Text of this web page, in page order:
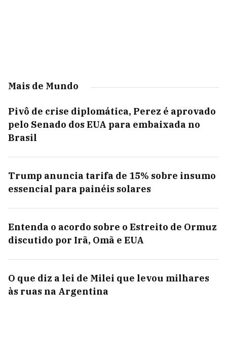
Mais de Mundo
Pivô de crise diplomática, Perez é aprovado
pelo Senado dos EUA para embaixada no
Brasil
Trump anuncia tarifa de 15% sobre insumo
essencial para painéis solares
Entenda o acordo sobre o Estreito de Ormuz
discutido por Irã, Omã e EUA
O que diz a lei de Milei que levou milhares
às ruas na Argentina